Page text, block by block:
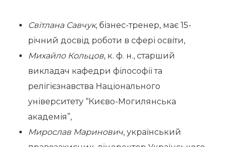
Світлана Савчук, бізнес-тренер, має 15-
річний досвід роботи в сфері освіти,
Михайло Кольцов, к. ф. н., старший
викладач кафедри філософії та
релігієзнавства Національного
університету “Києво-Могилянська
академія”,
Мирослав Маринович, український